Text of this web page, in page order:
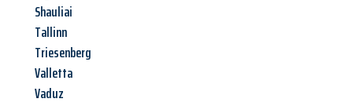
Shauliai
Tallinn
Triesenberg
Valletta
Vaduz